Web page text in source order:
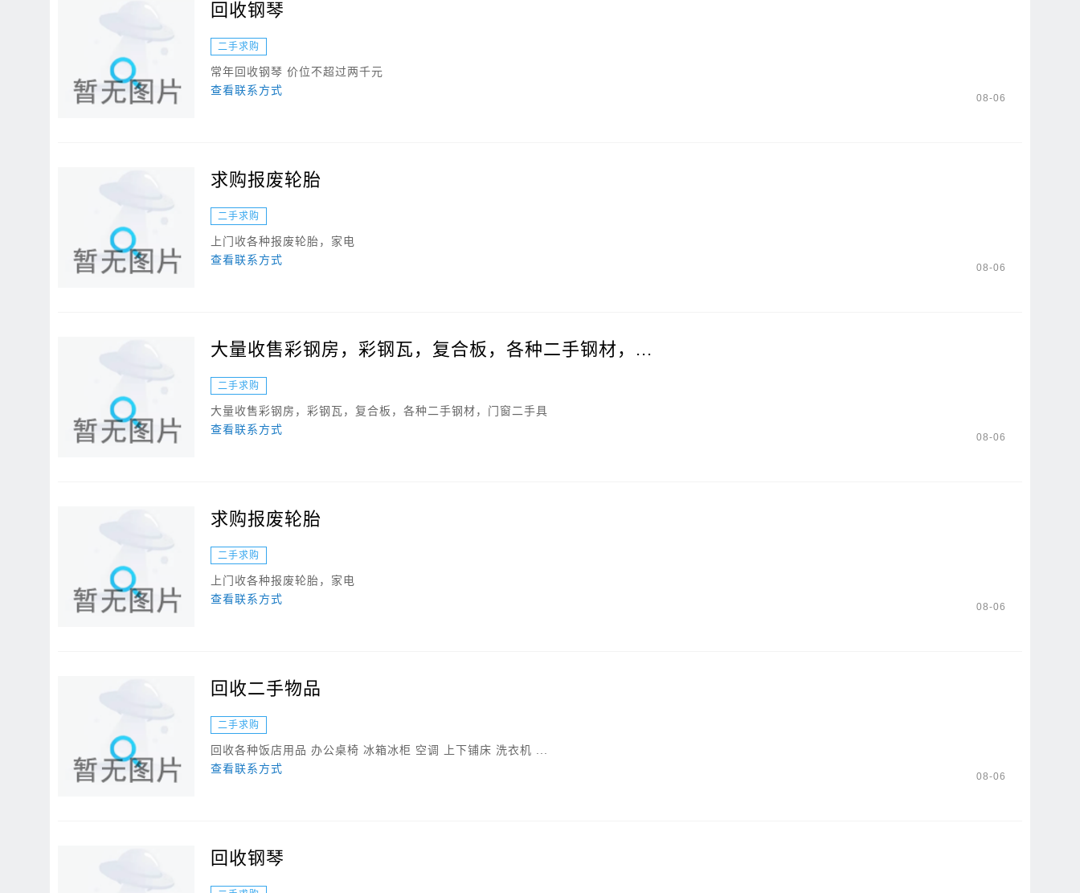
08-06
回收钢琴
二手求购
常年回收钢琴 价位不超过两千元
查看联系方式
08-06
求购报废轮胎
二手求购
上门收各种报废轮胎，家电
查看联系方式
08-06
大量收售彩钢房，彩钢瓦，复合板，各种二手钢材，...
二手求购
大量收售彩钢房，彩钢瓦，复合板，各种二手钢材，门窗二手具
查看联系方式
08-06
求购报废轮胎
二手求购
上门收各种报废轮胎，家电
查看联系方式
08-06
回收二手物品
二手求购
回收各种饭店用品 办公桌椅 冰箱冰柜 空调 上下铺床 洗衣机 ...
查看联系方式
回收钢琴